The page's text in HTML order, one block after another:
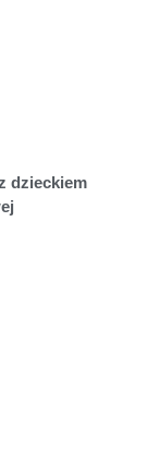
dzieckiem